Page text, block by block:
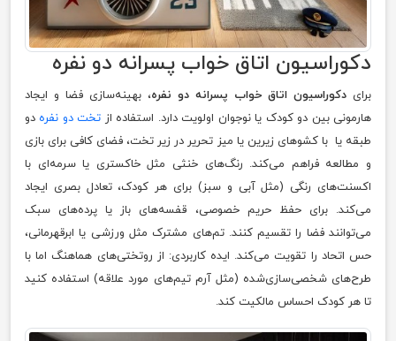
دکوراسیون اتاق خواب پسرانه دو نفره
برای دکوراسیون اتاق خواب پسرانه دو نفره، بهینه‌سازی فضا و ایجاد
هارمونی بین دو کودک یا نوجوان اولویت دارد. استفاده از تخت دو نفره دو
طبقه یا با کشوهای زیرین یا میز تحریر در زیر تخت، فضای کافی برای بازی
و مطالعه فراهم می‌کند. رنگ‌های خنثی مثل خاکستری یا سرمه‌ای با
اکسنت‌های رنگی (مثل آبی و سبز) برای هر کودک، تعادل بصری ایجاد
می‌کند. برای حفظ حریم خصوصی، قفسه‌های باز یا پرده‌های سبک
می‌توانند فضا را تقسیم کنند. تم‌های مشترک مثل ورزشی یا ابرقهرمانی،
حس اتحاد را تقویت می‌کند. ایده کاربردی: از روتختی‌های هماهنگ اما با
طرح‌های شخصی‌سازی‌شده (مثل آرم تیم‌های مورد علاقه) استفاده کنید
تا هر کودک احساس مالکیت کند.